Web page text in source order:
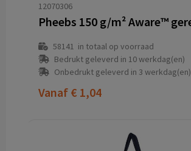
12070306
58141 in totaal op voorraad
Bedrukt geleverd in 10 werkdag(en)
Onbedrukt geleverd in 3 werkdag(en)
Vanaf € 1,04